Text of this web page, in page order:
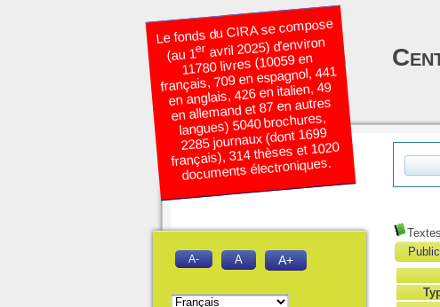
Public
Le fonds du CIRA se compose
(au 1eravril 2025) d’environ
11780 livres (10059 en
français, 709 en espagnol, 441
en anglais, 426 en italien, 49
en allemand et 87 en autres
langues) 5040 brochures,
2285 journaux (dont 1699
français), 314 thèses et 1020
documents électroniques.
A- A A+